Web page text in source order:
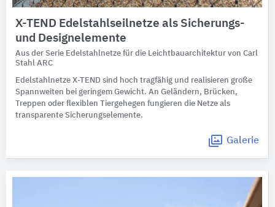
X-TEND Edelstahlseilnetze als Sicherungs-
und Designelemente
Aus der Serie Edelstahlnetze für die Leichtbauarchitektur von Carl
Stahl ARC
Edelstahlnetze X-TEND sind hoch tragfähig und realisieren große
Spannweiten bei geringem Gewicht. An Geländern, Brücken,
Treppen oder flexiblen Tiergehegen fungieren die Netze als
transparente Sicherungselemente.
Galerie